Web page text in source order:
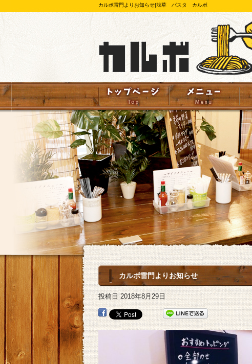
カルボ雷門よりお知らせ|浅草 パスタ カルボ
カルボ雷門よりお知らせ
投稿日 2018年8月29日